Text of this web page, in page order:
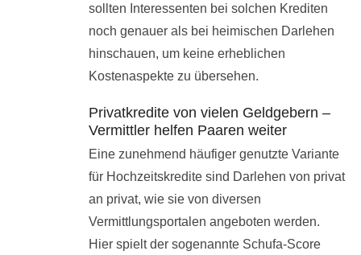
sollten Interessenten bei solchen Krediten
noch genauer als bei heimischen Darlehen
hinschauen, um keine erheblichen
Kostenaspekte zu übersehen.
Privatkredite von vielen Geldgebern –
Vermittler helfen Paaren weiter
Eine zunehmend häufiger genutzte Variante
für Hochzeitskredite sind Darlehen von privat
an privat, wie sie von diversen
Vermittlungsportalen angeboten werden.
Hier spielt der sogenannte Schufa-Score